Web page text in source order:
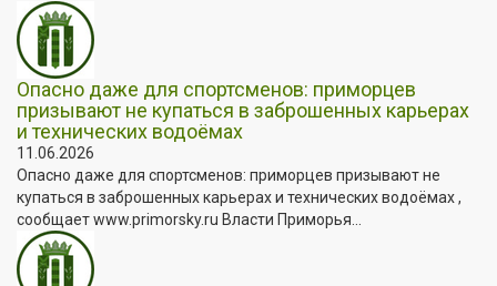
Опасно даже для спортсменов: приморцев
призывают не купаться в заброшенных карьерах
и технических водоёмах
11.06.2026
Опасно даже для спортсменов: приморцев призывают не
купаться в заброшенных карьерах и технических водоёмах ,
сообщает www.primorsky.ru Власти Приморья...